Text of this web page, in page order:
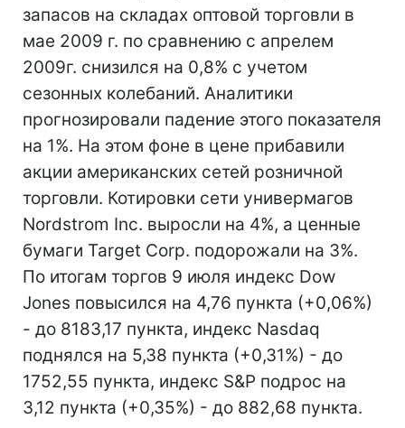
запасов на складах оптовой торговли в
мае 2009 г. по сравнению с апрелем
2009г. снизился на 0,8% с учетом
сезонных колебаний. Аналитики
прогнозировали падение этого показателя
на 1%. На этом фоне в цене прибавили
акции американских сетей розничной
торговли. Котировки сети универмагов
Nordstrom Inc. выросли на 4%, а ценные
бумаги Target Corp. подорожали на 3%.
По итогам торгов 9 июля индекс Dow
Jones повысился на 4,76 пункта (+0,06%)
- до 8183,17 пункта, индекс Nasdaq
поднялся на 5,38 пункта (+0,31%) - до
1752,55 пункта, индекс S&P подрос на
3,12 пункта (+0,35%) - до 882,68 пункта.